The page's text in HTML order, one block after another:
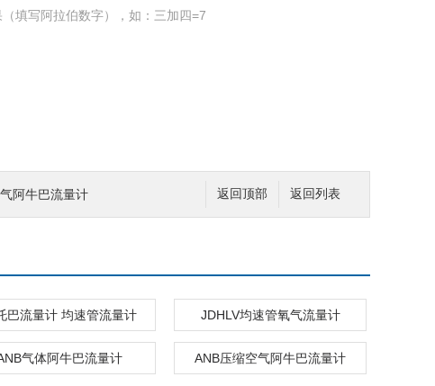
填写阿拉伯数字），如：三加四=7
返回列表
返回顶部
阿牛巴流量计
巴流量计 均速管流量计 JDHLV均速管氧气流量计
气体阿牛巴流量计 ANB压缩空气阿牛巴流量计